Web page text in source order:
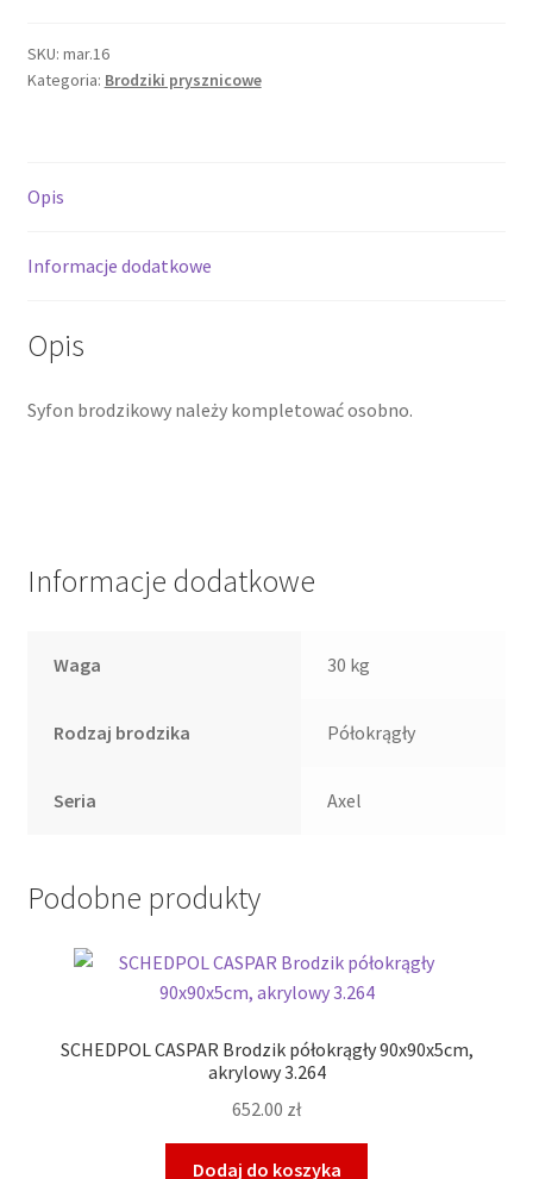
półokrągły
100x100x5cm
SKU: mar.16
Kategoria: Brodziki prysznicowe
Opis
Informacje dodatkowe
Opis
Syfon brodzikowy należy kompletować osobno.
Informacje dodatkowe
Waga 30 kg
Rodzaj brodzika Półokrągły
Seria Axel
Podobne produkty
SCHEDPOL CASPAR Brodzik półokrągły 90x90x5cm,
akrylowy 3.264
652.00 zł
Dodaj do koszyka